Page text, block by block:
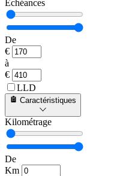
Échéances
De
€
à
€
LLD
Caractéristiques
Kilométrage
De
Km